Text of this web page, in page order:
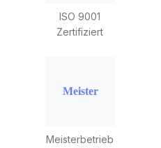
ISO 9001
Zertifiziert
Meisterbetrieb